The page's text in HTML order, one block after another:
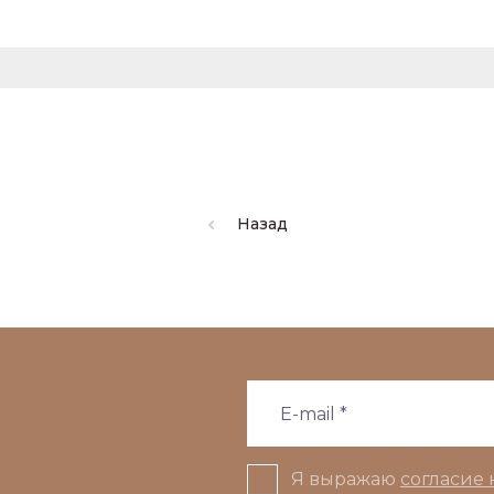
Назад
Я выражаю согласие